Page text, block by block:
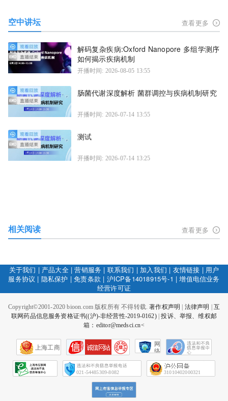
空中讲坛 查看更多
解码复杂疾病:Oxford Nanopore 多组学测序
如何揭示疾病机制
开播时间: 2026-08-05 13:55
肠菌代谢深度解析 菌群调控与疾病机制研究
开播时间: 2026-07-14 13:55
测试
开播时间: 2026-07-14 13:25
相关阅读 查看更多
关于我们 | 产品大全|营销服务 | 联系我们 | 加入我们 | 友情链接 | 用户
服务协议 | 隐私保护 |免责条款 | 沪ICP备14018915号-1 |增值电信业务
经营许可证
Copyright©2001-2020 bioon.com 版权所有 不得转载.著作权声明 法律声明
互
联网药品信息服务资格证书((沪)-非经营性-2019-0162)|投诉、举报、维权邮
箱：editor@medsci.cn<
上海工商
网
络
会
征
021-54485309-8082 31010402000321